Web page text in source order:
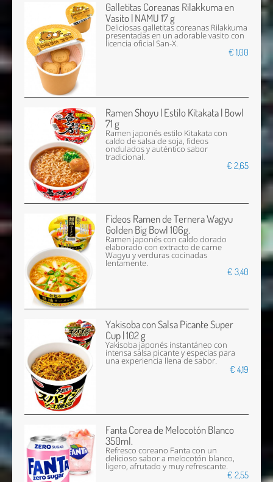
Galletitas Coreanas Rilakkuma en
Vasito | NAMU 17 g
Deliciosas galletitas coreanas Rilakkuma
presentadas en un adorable vasito con
licencia oficial San-X.
€ 1,00
Ramen Shoyu | Estilo Kitakata | Bowl
71 g
Ramen japonés estilo Kitakata con
caldo de salsa de soja, fideos
ondulados y auténtico sabor
tradicional.
€ 2,65
Fideos Ramen de Ternera Wagyu
Golden Big Bowl 106g.
Ramen japonés con caldo dorado
elaborado con extracto de carne
Wagyu y verduras cocinadas
lentamente.
€ 3,40
Yakisoba con Salsa Picante Super
Cup | 102 g
Yakisoba japonés instantáneo con
intensa salsa picante y especias para
una experiencia llena de sabor.
€ 4,19
Fanta Corea de Melocotón Blanco
350ml.
Refresco coreano Fanta con un
delicioso sabor a melocotón blanco,
ligero, afrutado y muy refrescante.
€ 2,55